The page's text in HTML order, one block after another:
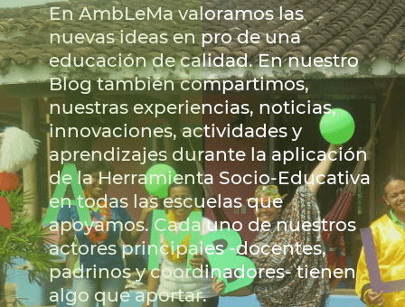
En AmbLeMa valoramos las
nuevas ideas en pro de una
educación de calidad. En nuestro
Blog también compartimos,
nuestras experiencias, noticias,
innovaciones, actividades y
aprendizajes durante la aplicación
de la Herramienta Socio-Educativa
en todas las escuelas que
apoyamos. Cada uno de nuestros
actores principales -docentes,
padrinos y coordinadores- tienen
algo que aportar.